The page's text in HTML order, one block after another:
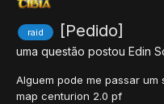
raid [Pedido]
uma questão postou Edin
Alguem pode me passar
map centurion 2.0 pf